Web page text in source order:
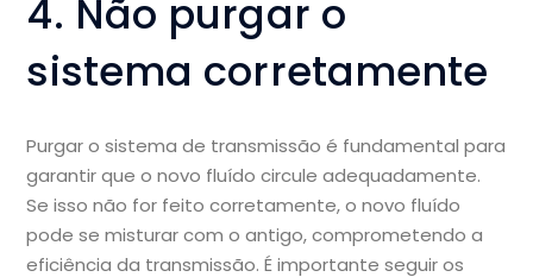
4. Não purgar o
sistema corretamente
Purgar o sistema de transmissão é fundamental para
garantir que o novo fluído circule adequadamente.
Se isso não for feito corretamente, o novo fluído
pode se misturar com o antigo, comprometendo a
eficiência da transmissão. É importante seguir os